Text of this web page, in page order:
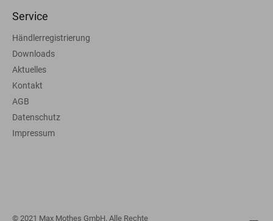
Service
Händlerregistrierung
Downloads
Aktuelles
Kontakt
AGB
Datenschutz
Impressum
© 2021 Max Mothes GmbH. Alle Rechte